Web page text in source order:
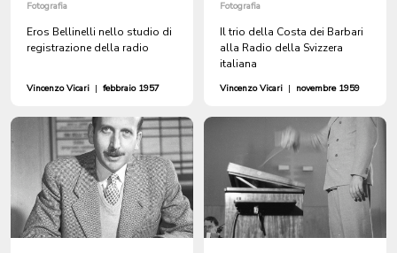
Fotografia
Eros Bellinelli nello studio di
registrazione della radio
Vincenzo Vicari | febbraio 1957
Fotografia
Il trio della Costa dei Barbari
alla Radio della Svizzera
italiana
Vincenzo Vicari | novembre 1959